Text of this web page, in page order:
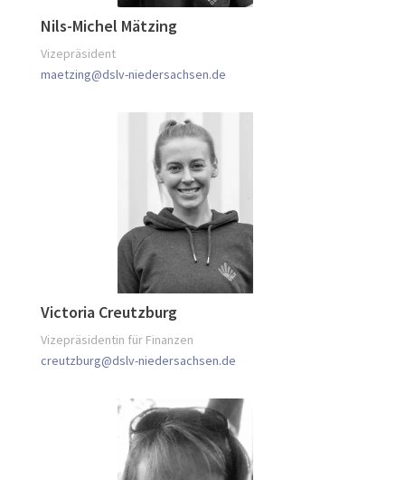
Nils-Michel Mätzing
Vizepräsident
maetzing@dslv-niedersachsen.de
Victoria Creutzburg
Vizepräsidentin für Finanzen
creutzburg@dslv-niedersachsen.de